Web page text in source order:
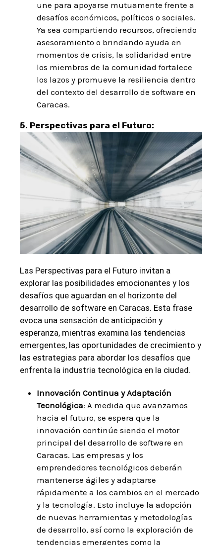
une para apoyarse mutuamente frente a
desafíos económicos, políticos o sociales.
Ya sea compartiendo recursos, ofreciendo
asesoramiento o brindando ayuda en
momentos de crisis, la solidaridad entre
los miembros de la comunidad fortalece
los lazos y promueve la resiliencia dentro
del contexto del desarrollo de software en
Caracas.
5. Perspectivas para el Futuro:
Las Perspectivas para el Futuro invitan a
explorar las posibilidades emocionantes y los
desafíos que aguardan en el horizonte del
desarrollo de software en Caracas. Esta frase
evoca una sensación de anticipación y
esperanza, mientras examina las tendencias
emergentes, las oportunidades de crecimiento y
las estrategias para abordar los desafíos que
enfrenta la industria tecnológica en la ciudad.
Innovación Continua y Adaptación
Tecnológica: A medida que avanzamos
hacia el futuro, se espera que la
innovación continúe siendo el motor
principal del desarrollo de software en
Caracas. Las empresas y los
emprendedores tecnológicos deberán
mantenerse ágiles y adaptarse
rápidamente a los cambios en el mercado
y la tecnología. Esto incluye la adopción
de nuevas herramientas y metodologías
de desarrollo, así como la exploración de
tendencias emergentes como la